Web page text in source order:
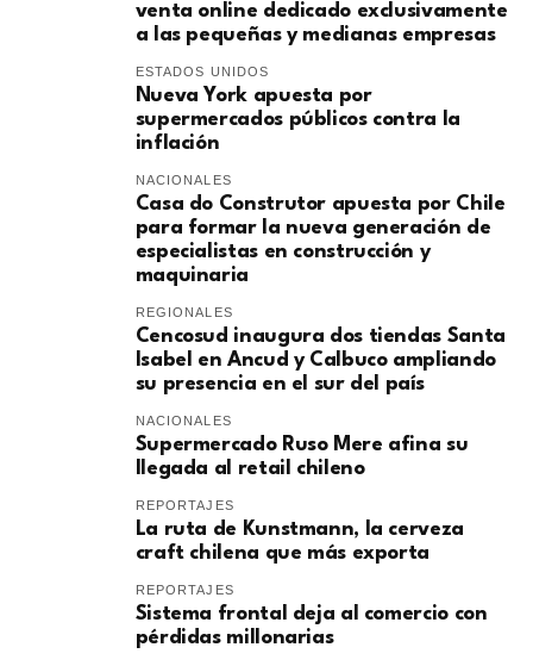
venta online dedicado exclusivamente
a las pequeñas y medianas empresas
ESTADOS UNIDOS
Nueva York apuesta por
supermercados públicos contra la
inflación
NACIONALES
Casa do Construtor apuesta por Chile
para formar la nueva generación de
especialistas en construcción y
maquinaria
REGIONALES
Cencosud inaugura dos tiendas Santa
Isabel en Ancud y Calbuco ampliando
su presencia en el sur del país
NACIONALES
Supermercado Ruso Mere afina su
llegada al retail chileno
REPORTAJES
La ruta de Kunstmann, la cerveza
craft chilena que más exporta
REPORTAJES
Sistema frontal deja al comercio con
pérdidas millonarias